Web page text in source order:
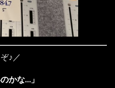
♪／
かな…」